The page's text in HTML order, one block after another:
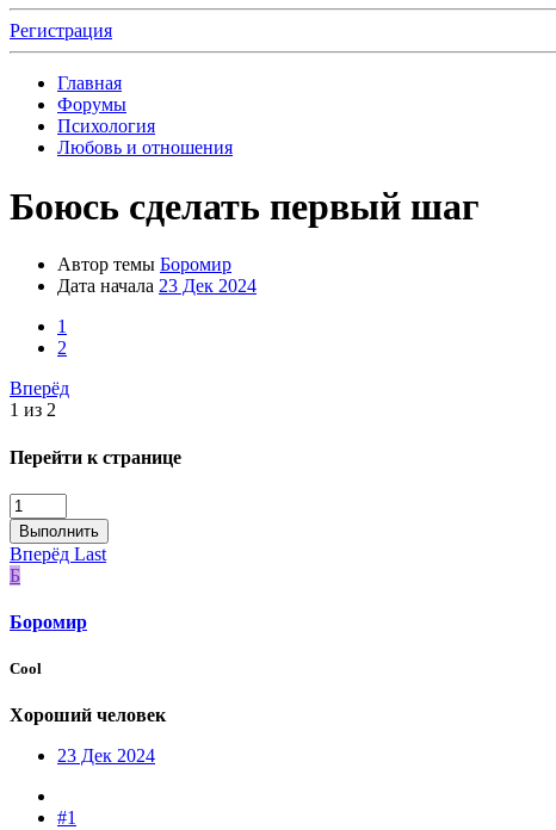
Регистрация
Главная
Форумы
Психология
Любовь и отношения
Боюсь сделать первый шаг
Автор темы Боромир
Дата начала 23 Дек 2024
1
2
Вперёд
1 из 2
Перейти к странице
Выполнить
Вперёд Last
Б
Боромир
Cool
Хороший человек
23 Дек 2024
#1